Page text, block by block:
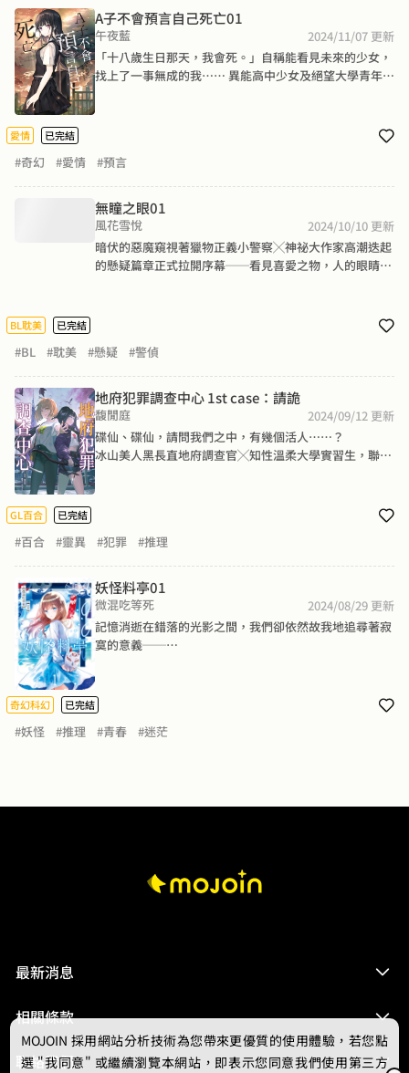
A子不會預言自己死亡01
午夜藍 2024/11/07 更新
「十八歲生日那天，我會死。」自稱能看見未來的少女，
找上了一事無成的我…… 異能高中少女及絕望大學青年，
安靜女高中生，這樣的少女，初次開口就是莫名其妙的預
言？──她，會在18歲生日當天死亡。劉松霖與少女許下
約定，希望能幫助她活下去。但，拯救某人這件事，真的
有這麼簡單嗎？想改變命運軌跡的少女與青年，一步步接
近預言背後的真相──
愛情 已完結
#奇幻 #愛情 #預言
無瞳之眼01
風花雪悅 2024/10/10 更新
暗伏的惡魔窺視著獵物正義小警察╳神祕大作家高潮迭起
的懸疑篇章正式拉開序幕──看見喜愛之物，人的眼睛會
說，這就是死不瞑目。李秩卻說，那是死者向世界發出的
最後一聲求救。 作為足不出戶的網路小說家，徐遙從未想
過自己會成為謀殺案的主角；身為認真負責的警察副隊
長，李秩也沒想過，有一天會和喜歡的作者一起，被迫捲
入一連串詭譎的事件之中。 看似意外的案件處處暗藏玄
機，當筆下的文字一一化為現實，難道這一切，不僅僅只
是巧合……？
BL耽美 已完結
#BL #耽美 #懸疑 #警偵
地府犯罪調查中心 1st case：請詭
馥閒庭 2024/09/12 更新
碟仙、碟仙，請問我們之中，有幾個活人……？
冰山美人黑長直地府調查官╳知性溫柔大學實習生，聯手
藉緣而生，有生之法終必壞滅。所有的現在都會變成過
大三女生楊雅晴非常無奈，因為她的實習被莫名搞砸，只
能到奇怪的地方「地府犯罪調查中心」工作。裡頭的同事
各個個性張揚，一個比一個怪，而且和她搭檔的美少女同
事——林羽田似乎很討厭她，一直想把她趕走！這時，楊
雅晴收到了高中同學會的邀請函。誰也想不到，同學會上
的碟仙遊戲，竟接連造成兩人「意外」身亡。楊雅晴與林
年少的無知輕狂、奪人性命的惡咒、掩藏在某個角落的過
GL百合 已完結
#百合 #靈異 #犯罪 #推理
妖怪料亭01
微混吃等死 2024/08/29 更新
記憶消逝在錯落的光影之間，我們卻依然故我地追尋著寂
寞的意義──
在，又為什麼消逝。」
高三畢業的暑假，無所事事的林隱逸回到了寂寞隱世的玉
一人一鳥的午後絮語，靜謐夏日的點滴故事，座落小鎮一
奇幻科幻 已完結
#妖怪 #推理 #青春 #迷茫
最新消息
相關條款
聯絡我們
MOJOIN 採用網站分析技術為您帶來更優質的使用體驗，若您點
選 "我同意" 或繼續瀏覽本網站，即表示您同意我們使用第三方